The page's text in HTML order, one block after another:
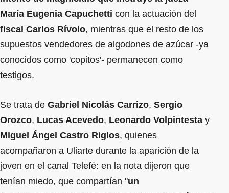
María Eugenia Capuchetti con la actuación del
fiscal Carlos Rívolo, mientras que el resto de los
supuestos vendedores de algodones de azúcar -ya
conocidos como 'copitos'- permanecen como
testigos.
Se trata de Gabriel Nicolás Carrizo, Sergio
Orozco, Lucas Acevedo, Leonardo Volpintesta y
Miguel Ángel Castro Riglos, quienes
acompañaron a Uliarte durante la aparición de la
joven en el canal Telefé: en la nota dijeron que
tenían miedo, que compartían "un